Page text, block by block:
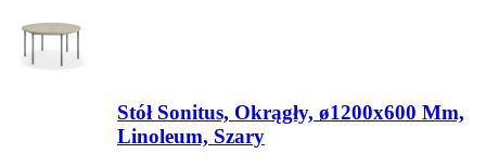
Stół Sonitus, Okrągły, ø1200x600 Mm,
Linoleum, Szary